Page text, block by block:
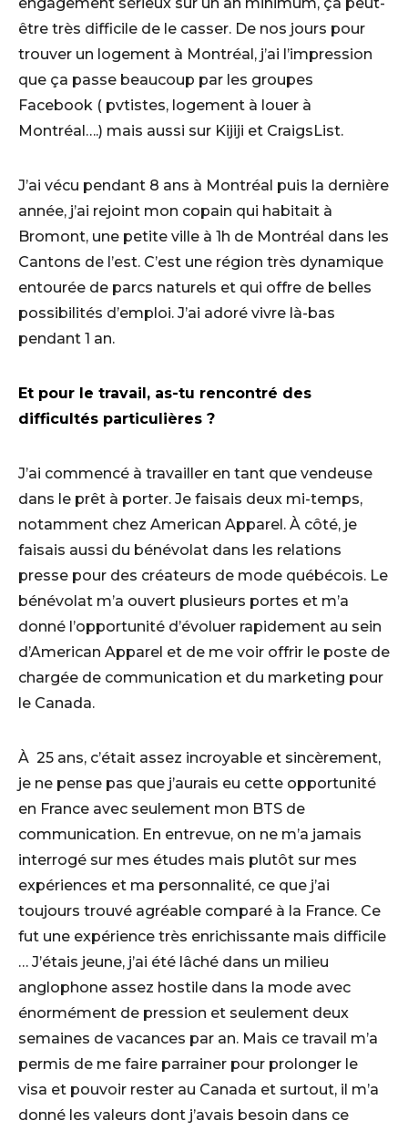
être très difficile de le casser. De nos jours pour
trouver un logement à Montréal, j’ai l’impression
que ça passe beaucoup par les groupes
Facebook ( pvtistes, logement à louer à
Montréal….) mais aussi sur Kijiji et CraigsList.
J’ai vécu pendant 8 ans à Montréal puis la dernière
année, j’ai rejoint mon copain qui habitait à
Bromont, une petite ville à 1h de Montréal dans les
Cantons de l’est. C’est une région très dynamique
entourée de parcs naturels et qui offre de belles
possibilités d’emploi. J’ai adoré vivre là-bas
pendant 1 an.
Et pour le travail, as-tu rencontré des
difficultés particulières ?
J’ai commencé à travailler en tant que vendeuse
dans le prêt à porter. Je faisais deux mi-temps,
notamment chez American Apparel. À côté, je
faisais aussi du bénévolat dans les relations
presse pour des créateurs de mode québécois. Le
bénévolat m’a ouvert plusieurs portes et m’a
donné l’opportunité d’évoluer rapidement au sein
d’American Apparel et de me voir offrir le poste de
chargée de communication et du marketing pour
le Canada.
À 25 ans, c’était assez incroyable et sincèrement,
je ne pense pas que j’aurais eu cette opportunité
en France avec seulement mon BTS de
communication. En entrevue, on ne m’a jamais
interrogé sur mes études mais plutôt sur mes
expériences et ma personnalité, ce que j’ai
toujours trouvé agréable comparé à la France. Ce
fut une expérience très enrichissante mais difficile
… J’étais jeune, j’ai été lâché dans un milieu
anglophone assez hostile dans la mode avec
énormément de pression et seulement deux
semaines de vacances par an. Mais ce travail m’a
permis de me faire parrainer pour prolonger le
visa et pouvoir rester au Canada et surtout, il m’a
donné les valeurs dont j’avais besoin dans ce